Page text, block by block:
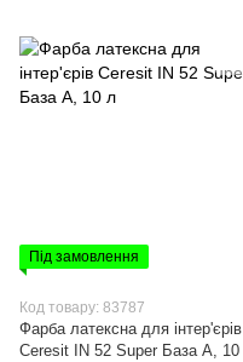
Під замовлення
Код товару: 83787
Фарба латексна для інтер'єрів
Ceresit IN 52 Super База А, 10